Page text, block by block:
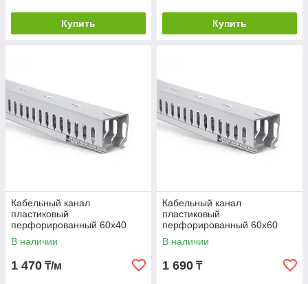
Купить Купить
Кабельный канал
пластиковый
перфорированный 60х40
В наличии
1 470 ₸/м
Кабельный канал
пластиковый
перфорированный 60х60
В наличии
1 690 ₸